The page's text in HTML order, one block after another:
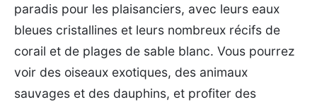
paradis pour les plaisanciers, avec leurs eaux
bleues cristallines et leurs nombreux récifs de
corail et de plages de sable blanc. Vous pourrez
voir des oiseaux exotiques, des animaux
sauvages et des dauphins, et profiter des